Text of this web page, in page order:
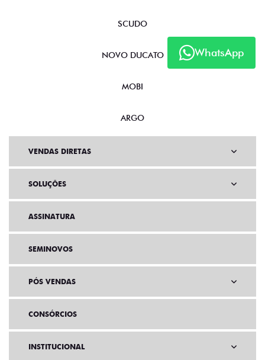
WhatsApp
SCUDO
NOVO DUCATO
MOBI
ARGO
VENDAS DIRETAS
SOLUÇÕES
ASSINATURA
SEMINOVOS
PÓS VENDAS
CONSÓRCIOS
INSTITUCIONAL